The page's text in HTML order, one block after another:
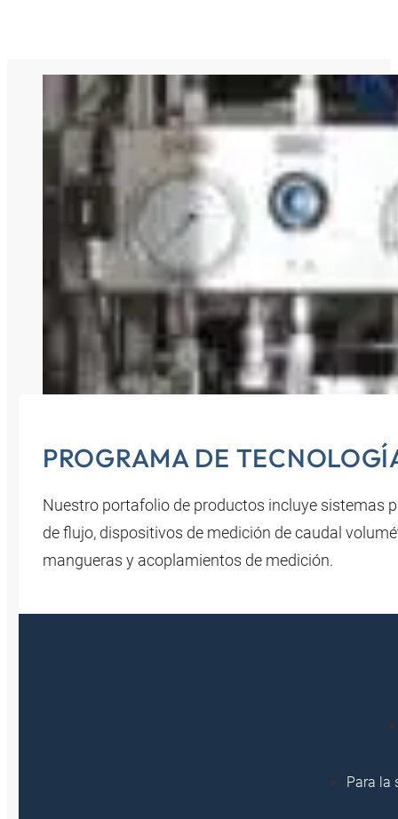
PROGRAMA DE
Nuestro portafolio de productos incluye sistemas
de flujo, dispositivos de medición de caudal
mangueras y acoplamientos de medición.
Para la